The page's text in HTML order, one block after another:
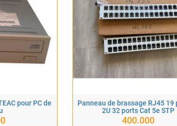
pour PC de
Panneau de brassage RJ45 19
2U 32 ports Cat 5e STP
400.000